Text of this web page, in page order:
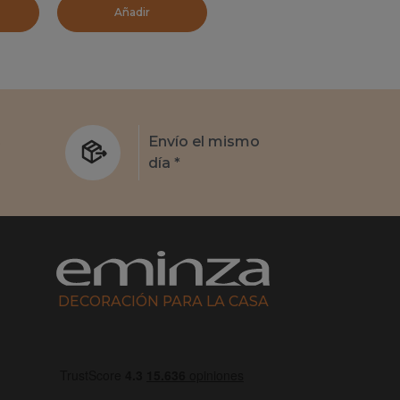
Añadir
Envío el mismo
día *
DECORACIÓN PARA LA CASA